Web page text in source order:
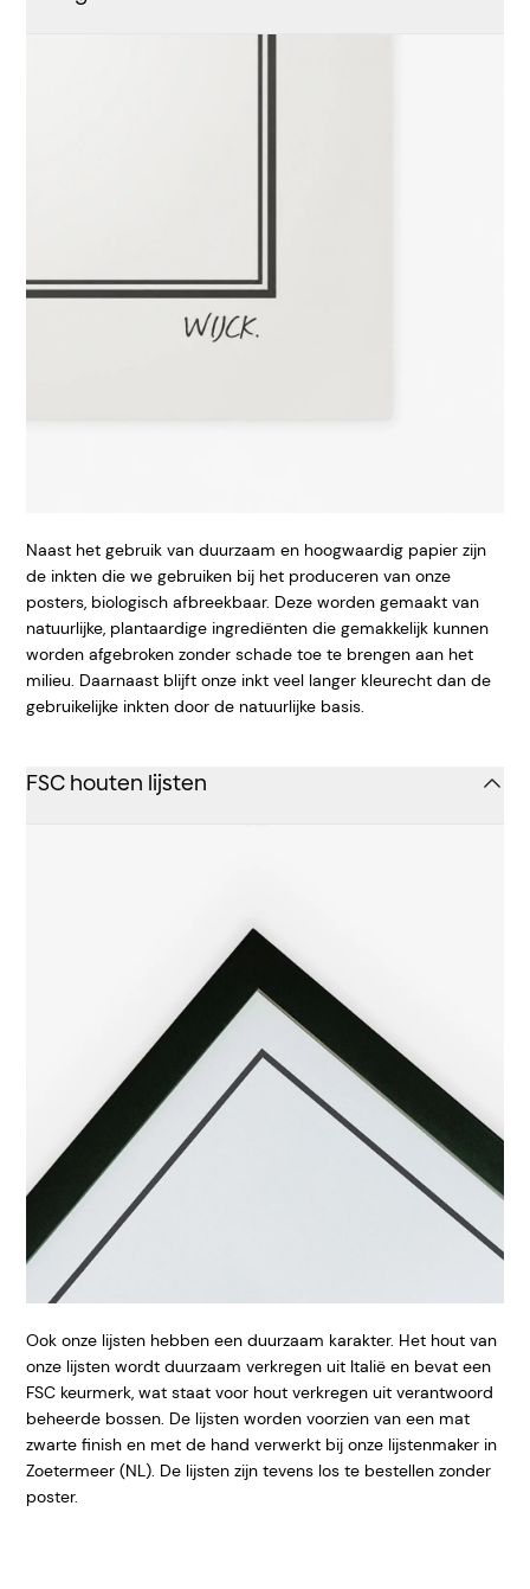
Naast het gebruik van duurzaam en hoogwaardig papier zijn
de inkten die we gebruiken bij het produceren van onze
posters, biologisch afbreekbaar. Deze worden gemaakt van
natuurlijke, plantaardige ingrediënten die gemakkelijk kunnen
worden afgebroken zonder schade toe te brengen aan het
milieu. Daarnaast blijft onze inkt veel langer kleurecht dan de
gebruikelijke inkten door de natuurlijke basis.
FSC houten lijsten
Ook onze lijsten hebben een duurzaam karakter. Het hout van
onze lijsten wordt duurzaam verkregen uit Italië en bevat een
FSC keurmerk, wat staat voor hout verkregen uit verantwoord
beheerde bossen. De lijsten worden voorzien van een mat
zwarte finish en met de hand verwerkt bij onze lijstenmaker in
Zoetermeer (NL). De lijsten zijn tevens los te bestellen zonder
poster.